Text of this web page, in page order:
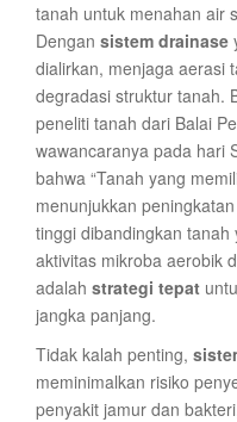
tanah untuk menahan air
Dengan sistem drainase
dialirkan, menjaga aerasi
degradasi struktur tanah.
peneliti tanah dari Balai
wawancaranya pada hari
bahwa “Tanah yang
menunjukkan
tinggi dibandingkan
aktivitas mikroba aerobik
adalah strategi tepat
jangka panjang.
Tidak kalah penting,
meminimalkan risiko
penyakit jamur dan